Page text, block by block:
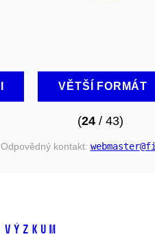
VĚTŠÍ FORMÁT
(24/ 43)
Odpovědný kontakt: webmaster@fi
VÝZKUM